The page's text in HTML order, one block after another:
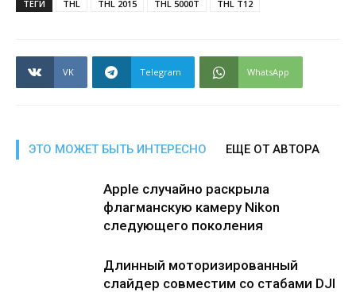
ТЕГИ THL THL 2015 THL 5000T THL T12
VK Telegram WhatsApp
ЭТО МОЖЕТ БЫТЬ ИНТЕРЕСНО ЕЩЕ ОТ АВТОРА
Apple случайно раскрыла
флагманскую камеру Nikon
следующего поколения
Длинный моторизированный
слайдер совместим со стабами DJI